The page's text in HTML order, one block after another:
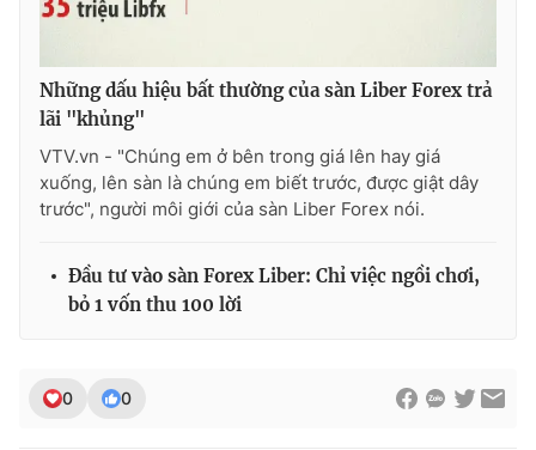
Những dấu hiệu bất thường của sàn Liber Forex trả
lãi "khủng"
VTV.vn - "Chúng em ở bên trong giá lên hay giá
xuống, lên sàn là chúng em biết trước, được giật dây
trước", người môi giới của sàn Liber Forex nói.
Đầu tư vào sàn Forex Liber: Chỉ việc ngồi chơi,
bỏ 1 vốn thu 100 lời
0 0